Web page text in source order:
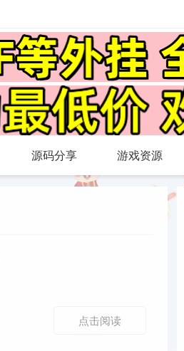
源码分享 游戏资源
点击阅读